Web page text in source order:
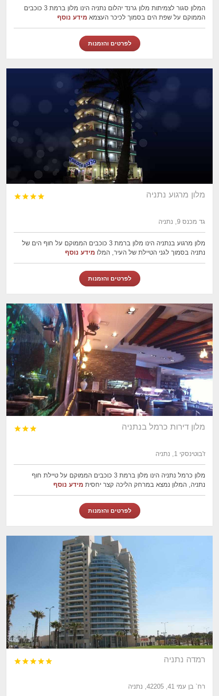
המלון סגור לצמיתות מלון גרנד יהלום נתניה הינו מלון ברמת 3 כוכבים
הממוקם על שפת הים בסמוך לכיכר העצמאמידע נוסף
לפרטים והזמנות
מלון מרגוע נתניה 



גד מכנס 9, נתניה
מלון מרגוע בנתניה הינו מלון ברמת 3 כוכבים הממוקם על חוף הים של
נתניה בסמוך לגני הטיילת של העיר, המלומידע נוסף
לפרטים והזמנות
מלון דירות כרמל בנתניה 


ז'בוטינסקי 1, נתניה
מלון כרמל נתניה הינו מלון ברמת 3 כוכבים הממוקם על טיילת חוף
נתניה, המלון נמצא במרחק הליכה קצר יחסיתמידע נוסף
לפרטים והזמנות
רמדה נתניה 




רח` בן עמי 41, 42205, נתניה